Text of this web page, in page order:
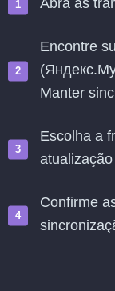
Abra as
Encontre
Manter
Escolha a
atualização
Confirme